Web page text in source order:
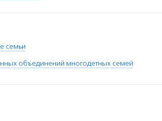
семьи
объединений многодетных семей